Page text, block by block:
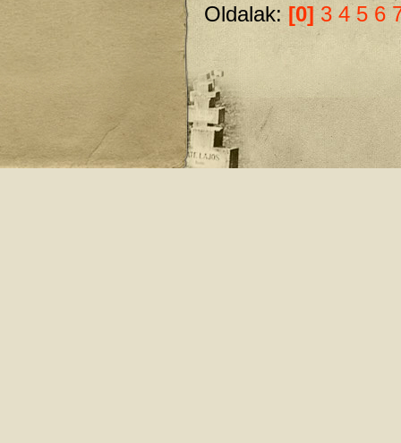
Oldalak: [0] 3 4 5 6